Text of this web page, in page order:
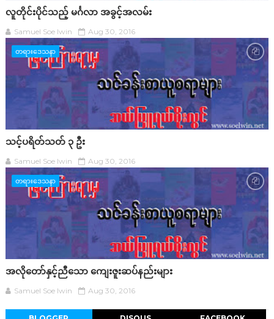
လူတိုင်းပိုင်သည့် မင်္ဂလာ အခွင့်အလမ်း
Samuel Soe lwin Aug 30, 2016
တရားဒေသနာ
သင့်ပရိတ်သတ် ၃ ဦး
Samuel Soe lwin Aug 30, 2016
တရားဒေသနာ
အလိုတော်နှင့်ညီသော ကျေးဇူးဆပ်နည်းများ
Samuel Soe lwin Aug 30, 2016